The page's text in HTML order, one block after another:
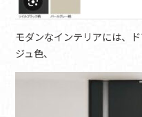
モダンなインテリアには、
ジュ色、